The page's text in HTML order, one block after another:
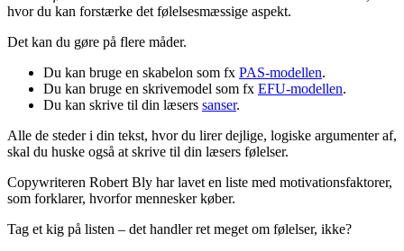
hvor du kan forstærke det følelsesmæssige aspekt.
Det kan du gøre på flere måder.
Du kan bruge en skabelon som fx PAS-modellen.
Du kan bruge en skrivemodel som fx EFU-modellen.
Du kan skrive til din læsers sanser.
Alle de steder i din tekst, hvor du lirer dejlige, logiske argumenter af,
skal du huske også at skrive til din læsers følelser.
Copywriteren Robert Bly har lavet en liste med motivationsfaktorer,
som forklarer, hvorfor mennesker køber.
Tag et kig på listen – det handler ret meget om følelser, ikke?